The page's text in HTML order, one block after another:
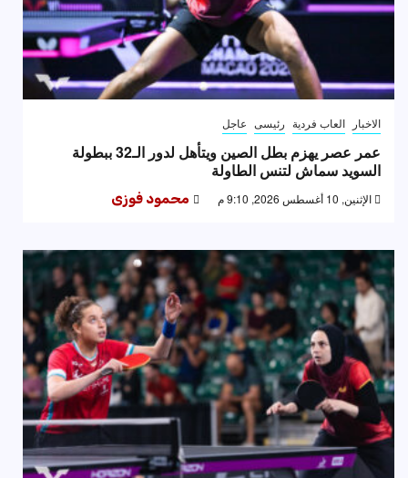
الاخبار العاب فردية رئيسى عاجل
عمر عصر يهزم بطل الصين ويتأهل لدور الـ32 ببطولة
السويد سماش لتنس الطاولة
الإثنين, 10 أغسطس 2026, 9:10 م محمود فوزى